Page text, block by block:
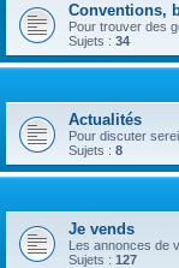
Conventions,
Pour trouver des
Sujets : 34
Actualités
Pour discuter
Sujets : 8
Je vends
Les annonces de
Sujets : 127